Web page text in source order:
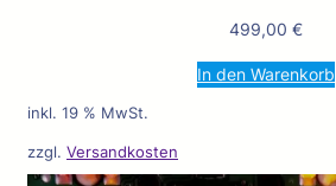
499,00 €
In den Warenkorb
inkl. 19 % MwSt.
zzgl. Versandkosten